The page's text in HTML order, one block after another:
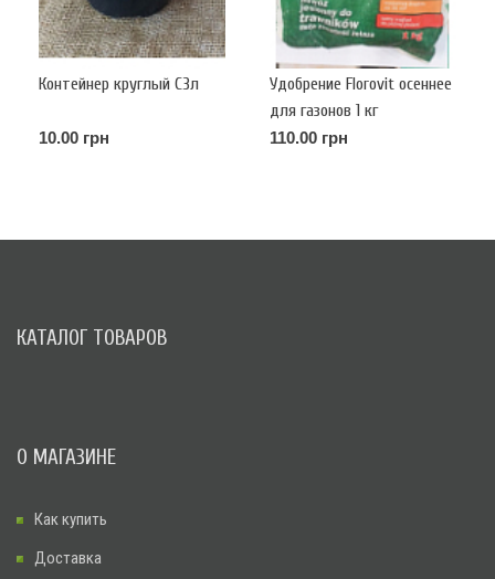
Контейнер круглый С3л
10.00 грн
Удобрение Florovit осеннее
для газонов 1 кг
110.00 грн
КАТАЛОГ ТОВАРОВ
О МАГАЗИНЕ
Как купить
Доставка